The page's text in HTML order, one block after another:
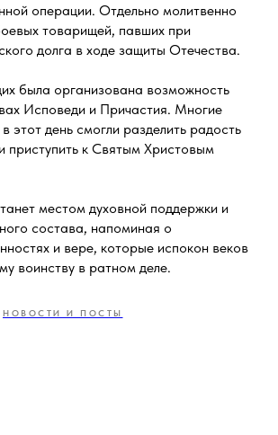
операции. Отдельно молитвенно
товарищей, павших при
долга в ходе защиты Отечества.
была организована возможность
Исповеди и Причастия. Многие
этот день смогли разделить радость
приступить к Святым Христовым
местом духовной поддержки и
состава, напоминая о
и вере, которые испокон веков
воинству в ратном деле.
НОВОСТИ И ПОСТЫ